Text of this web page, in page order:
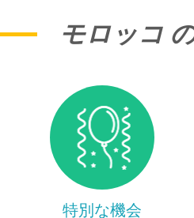
モロッコ
特別な機会